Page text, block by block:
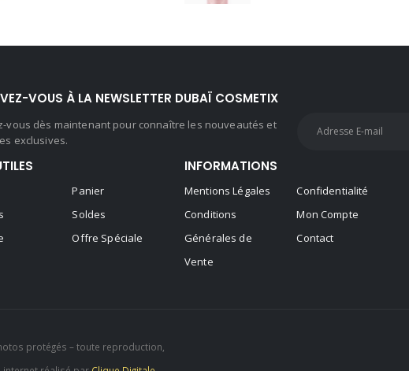
VOUS À LA NEWSLETTER DUBAÏ COSMETIX
vous dès maintenant pour connaître les nouveautés et
exclusives.
Panier
Soldes
Offre Spéciale
INFORMATIONS
Mentions Légales
Conditions
Générales de
Vente
Confidentialité
Mon Compte
Contact
protégés – toute reproduction,